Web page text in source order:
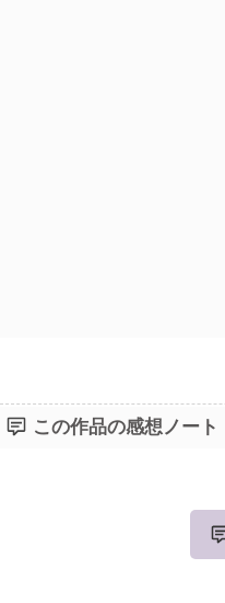
この作品の感想ノート